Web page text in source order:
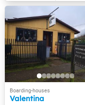
Valentina